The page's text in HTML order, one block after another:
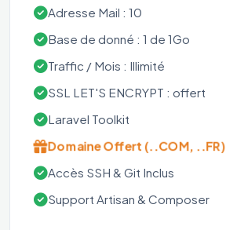
Adresse Mail : 10
Base de donné : 1 de 1Go
Traffic / Mois : Illimité
SSL LET'S ENCRYPT : offert
Laravel Toolkit
Domaine Offert (..COM, ..FR)
Accès SSH & Git Inclus
Support Artisan & Composer